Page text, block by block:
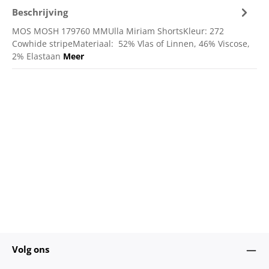
Beschrijving
MOS MOSH 179760 MMUlla Miriam ShortsKleur: 272
Cowhide stripeMateriaal: 52% Vlas of Linnen, 46% Viscose,
2% Elastaan Meer
Volg ons